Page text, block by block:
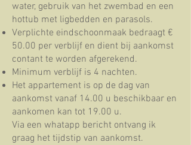
water, gebruik van het zwembad en een
hottub met ligbedden en parasols.
Verplichte eindschoonmaak bedraagt €
50.00 per verblijf en dient bij aankomst
contant te worden afgerekend.
Minimum verblijf is 4 nachten.
Het appartement is op de dag van
aankomst vanaf 14.00 u beschikbaar en
aankomen kan tot 19.00 u.
Via een whatapp bericht ontvang ik
graag het tijdstip van aankomst.